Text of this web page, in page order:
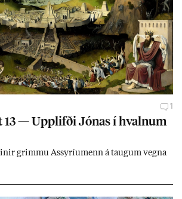
1
13 — Upp­lifði Jón­as í hvaln­um
grimmu Ass­yríu­menn á taug­um vegna